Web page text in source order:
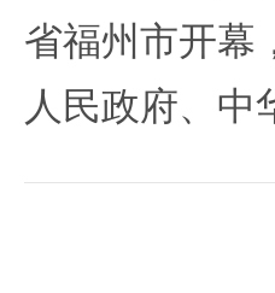
省福州市开幕
人民政府、中